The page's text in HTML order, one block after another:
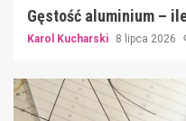
Gęstość aluminium –
Karol Kucharski 8 lipca 2026